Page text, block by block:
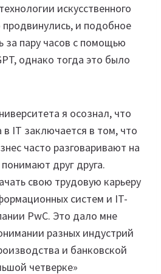
искусственного
и подобное
за пару часов с помощью
однако тогда это было
я осознал, что
IT заключается в том, что
часто разговаривают на
друг друга.
свою трудовую карьеру
систем и IT-
PwC. Это дало мне
разных индустрий
и банковской
четверке»